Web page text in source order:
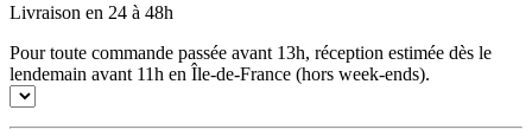
Livraison en 24 à 48h
Pour toute commande passée avant 13h, réception estimée dès le
lendemain avant 11h en Île-de-France (hors week-ends).